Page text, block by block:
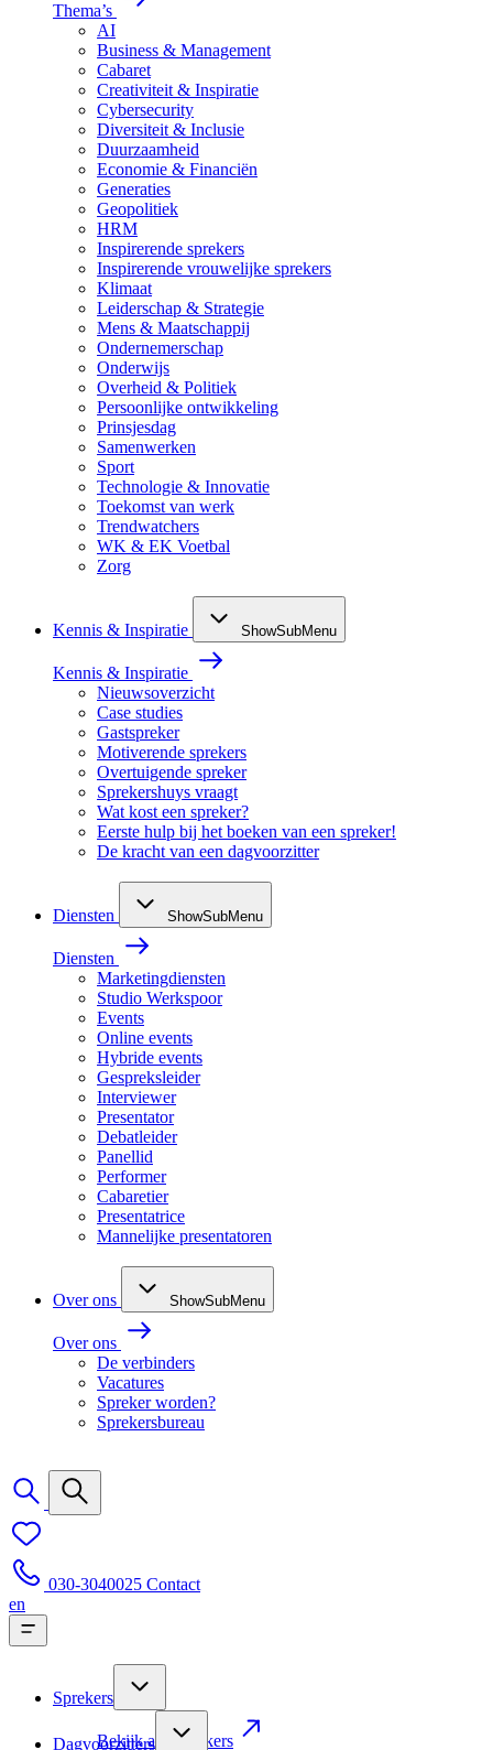
Thema’s
AI
Business & Management
Cabaret
Creativiteit & Inspiratie
Cybersecurity
Diversiteit & Inclusie
Duurzaamheid
Economie & Financiën
Generaties
Geopolitiek
HRM
Inspirerende sprekers
Inspirerende vrouwelijke sprekers
Klimaat
Leiderschap & Strategie
Mens & Maatschappij
Ondernemerschap
Onderwijs
Overheid & Politiek
Persoonlijke ontwikkeling
Prinsjesdag
Samenwerken
Sport
Technologie & Innovatie
Toekomst van werk
Trendwatchers
WK & EK Voetbal
Zorg
Kennis & Inspiratie ShowSubMenu
Kennis & Inspiratie
Nieuwsoverzicht
Case studies
Gastspreker
Motiverende sprekers
Overtuigende spreker
Sprekershuys vraagt
Wat kost een spreker?
Eerste hulp bij het boeken van een spreker!
De kracht van een dagvoorzitter
Diensten ShowSubMenu
Diensten
Marketingdiensten
Studio Werkspoor
Events
Online events
Hybride events
Gespreksleider
Interviewer
Presentator
Debatleider
Panellid
Performer
Cabaretier
Presentatrice
Mannelijke presentatoren
Over ons ShowSubMenu
Over ons
De verbinders
Vacatures
Spreker worden?
Sprekersbureau
030-3040025 Contact
en
Sprekers
Bekijk alle sprekers
Dagvoorzitters